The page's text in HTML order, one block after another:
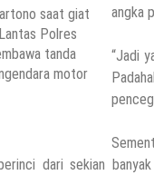
saat giat
Polres
tanda
motor
angka
“Jadi
dari sekian